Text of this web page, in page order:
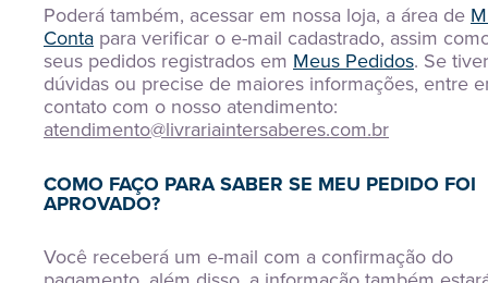
Poderá também, acessar em nossa loja, a área de
Conta para verificar o e-mail cadastrado, assim
seus pedidos registrados em Meus Pedidos. Se tiver
dúvidas ou precise de maiores informações, entre
contato com o nosso atendimento:
atendimento@livrariaintersaberes.com.br
COMO FAÇO PARA SABER SE MEU PEDIDO FOI
APROVADO?
Você receberá um e-mail com a confirmação do